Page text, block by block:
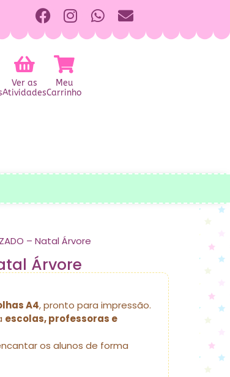
Ver as
Atividades
Meu
Carrinho
– Natal Árvore
Árvore
A4, pronto para impressão.
escolas, professoras e
os alunos de forma